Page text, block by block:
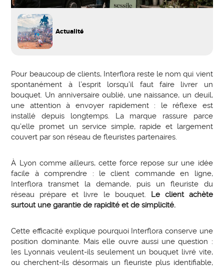
Actualité
Pour beaucoup de clients, Interflora reste le nom qui vient
spontanément à l’esprit lorsqu’il faut faire livrer un
bouquet. Un anniversaire oublié, une naissance, un deuil,
une attention à envoyer rapidement : le réflexe est
installé depuis longtemps. La marque rassure parce
qu’elle promet un service simple, rapide et largement
couvert par son réseau de fleuristes partenaires.
À Lyon comme ailleurs, cette force repose sur une idée
facile à comprendre : le client commande en ligne,
Interflora transmet la demande, puis un fleuriste du
réseau prépare et livre le bouquet.
Le client achète
surtout une garantie de rapidité et de simplicité.
Cette efficacité explique pourquoi Interflora conserve une
position dominante. Mais elle ouvre aussi une question :
les Lyonnais veulent-ils seulement un bouquet livré vite,
ou cherchent-ils désormais un fleuriste plus identifiable,